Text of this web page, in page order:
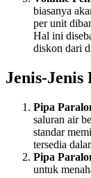
biasanya
per unit
Hal ini
diskon dari
Jenis-Jenis
Pipa
saluran air
standar
tersedia
Pipa
untuk